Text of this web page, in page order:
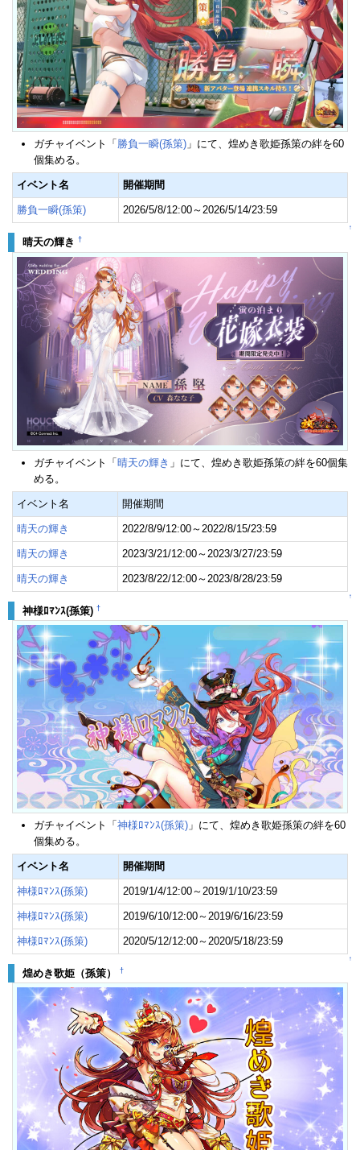
ガチャイベント「 勝負一瞬(孫策) 」にて、煌めき歌姫孫策の絆を60
個集める。
イベント名 開催期間
勝負一瞬(孫策) 2026/5/8/12:00～2026/5/14/23:59
↑
晴天の輝き †
ガチャイベント「晴天の輝き 」にて、煌めき歌姫孫策の絆を60個集
める。
イベント名 開催期間
晴天の輝き 2022/8/9/12:00～2022/8/15/23:59
晴天の輝き 2023/3/21/12:00～2023/3/27/23:59
晴天の輝き 2023/8/22/12:00～2023/8/28/23:59
↑
神様ﾛﾏﾝｽ(孫策) †
ガチャイベント「 神様ﾛﾏﾝｽ(孫策) 」にて、煌めき歌姫孫策の絆を60
個集める。
イベント名 開催期間
神様ﾛﾏﾝｽ(孫策) 2019/1/4/12:00～2019/1/10/23:59
神様ﾛﾏﾝｽ(孫策) 2019/6/10/12:00～2019/6/16/23:59
神様ﾛﾏﾝｽ(孫策) 2020/5/12/12:00～2020/5/18/23:59
↑
煌めき歌姫（孫策） †